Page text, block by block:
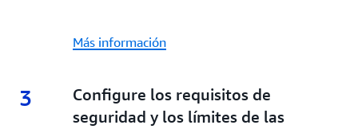
Más información
3 3.
Configure los requisitos de
seguridad y los límites de las